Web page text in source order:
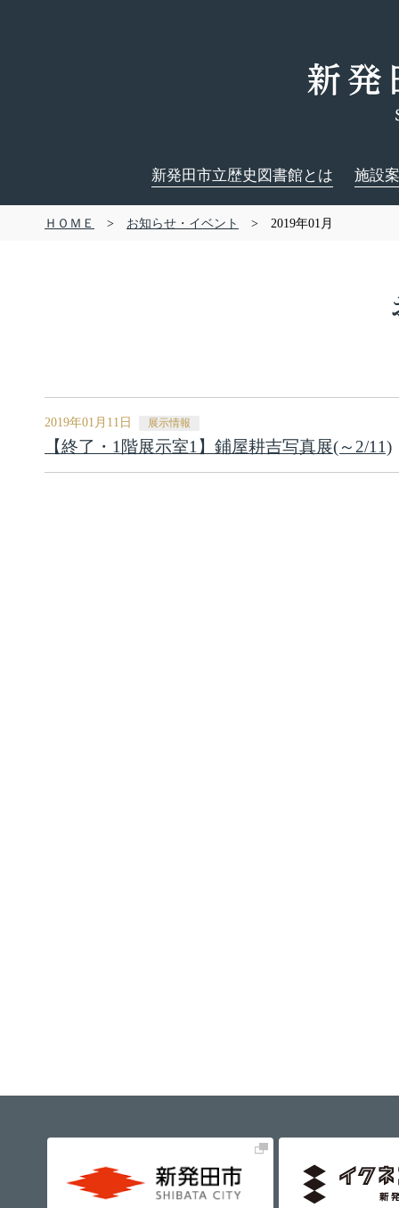
新発田市立歴史図書館とは 施設
ＨＯＭＥ > お知らせ・イベント > 2019年01月
2019年01月11日 展示情報
【終了・1階展示室1】鋪屋耕吉写真展(～2/11)